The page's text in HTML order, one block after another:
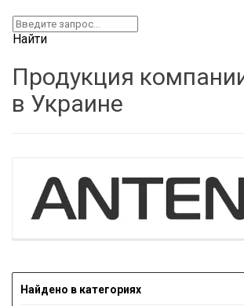
Найти
Продукция
в Украине
Найдено в категориях